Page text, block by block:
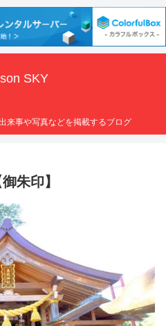
SKY
来事や写真などを掲載するブログ
朱印】